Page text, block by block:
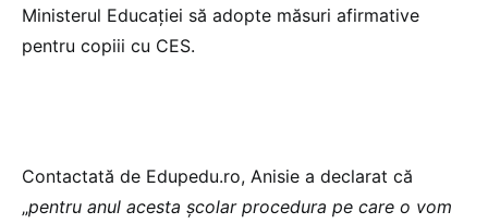
Ministerul Educației să adopte măsuri afirmative
pentru copiii cu CES.
Contactată de Edupedu.ro, Anisie a declarat că
„pentru anul acesta școlar procedura pe care o vom